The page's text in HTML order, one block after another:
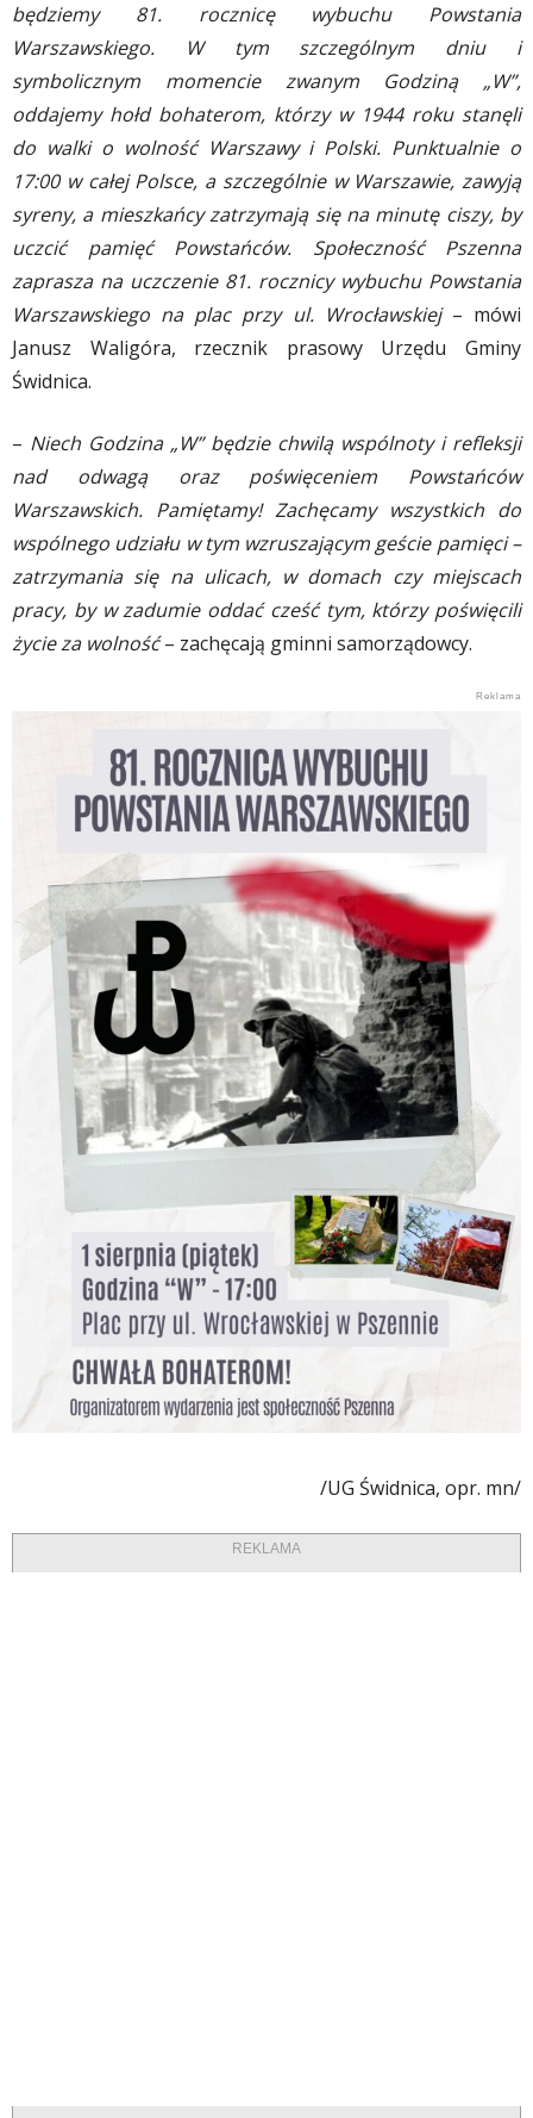
będziemy 81. rocznicę wybuchu Powstania
Warszawskiego. W tym szczególnym dniu i
symbolicznym momencie zwanym Godziną „W”,
oddajemy hołd bohaterom, którzy w 1944 roku stanęli
do walki o wolność Warszawy i Polski. Punktualnie o
17:00 w całej Polsce, a szczególnie w Warszawie, zawyją
syreny, a mieszkańcy zatrzymają się na minutę ciszy, by
uczcić pamięć Powstańców. Społeczność Pszenna
zaprasza na uczczenie 81. rocznicy wybuchu Powstania
Warszawskiego na plac przy ul. Wrocławskiej– mówi
Janusz Waligóra, rzecznik prasowy Urzędu Gminy
Świdnica.
– Niech Godzina „W” będzie chwilą wspólnoty i refleksji
nad odwagą oraz poświęceniem Powstańców
Warszawskich. Pamiętamy! Zachęcamy wszystkich do
wspólnego udziału w tym wzruszającym geście pamięci –
zatrzymania się na ulicach, w domach czy miejscach
pracy, by w zadumie oddać cześć tym, którzy poświęcili
życie za wolność– zachęcają gminni samorządowcy.
/UG Świdnica, opr. mn/
REKLAMA